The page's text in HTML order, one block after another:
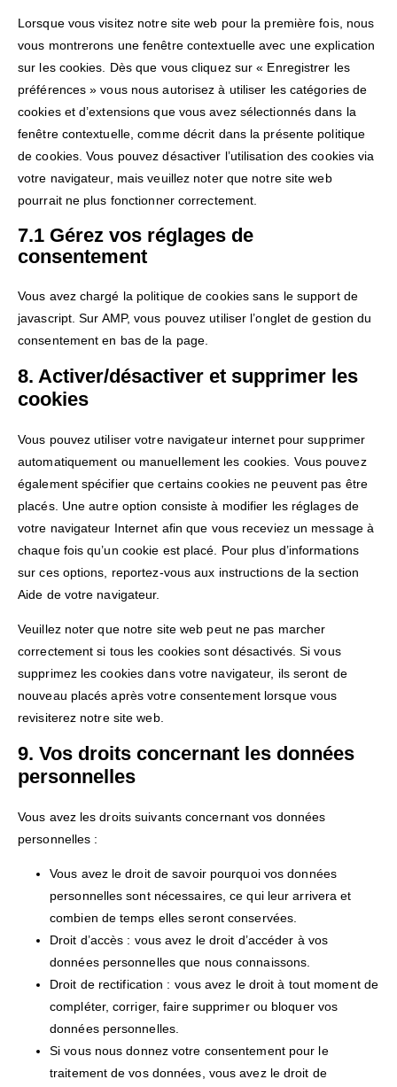
Lorsque vous visitez notre site web pour la première fois, nous
vous montrerons une fenêtre contextuelle avec une explication
sur les cookies. Dès que vous cliquez sur « Enregistrer les
préférences » vous nous autorisez à utiliser les catégories de
cookies et d’extensions que vous avez sélectionnés dans la
fenêtre contextuelle, comme décrit dans la présente politique
de cookies. Vous pouvez désactiver l’utilisation des cookies via
votre navigateur, mais veuillez noter que notre site web
pourrait ne plus fonctionner correctement.
7.1 Gérez vos réglages de
consentement
Vous avez chargé la politique de cookies sans le support de
javascript. Sur AMP, vous pouvez utiliser l’onglet de gestion du
consentement en bas de la page.
8. Activer/désactiver et supprimer les
cookies
Vous pouvez utiliser votre navigateur internet pour supprimer
automatiquement ou manuellement les cookies. Vous pouvez
également spécifier que certains cookies ne peuvent pas être
placés. Une autre option consiste à modifier les réglages de
votre navigateur Internet afin que vous receviez un message à
chaque fois qu’un cookie est placé. Pour plus d’informations
sur ces options, reportez-vous aux instructions de la section
Aide de votre navigateur.
Veuillez noter que notre site web peut ne pas marcher
correctement si tous les cookies sont désactivés. Si vous
supprimez les cookies dans votre navigateur, ils seront de
nouveau placés après votre consentement lorsque vous
revisiterez notre site web.
9. Vos droits concernant les données
personnelles
Vous avez les droits suivants concernant vos données
personnelles :
Vous avez le droit de savoir pourquoi vos données
personnelles sont nécessaires, ce qui leur arrivera et
combien de temps elles seront conservées.
Droit d’accès : vous avez le droit d’accéder à vos
données personnelles que nous connaissons.
Droit de rectification : vous avez le droit à tout moment de
compléter, corriger, faire supprimer ou bloquer vos
données personnelles.
Si vous nous donnez votre consentement pour le
traitement de vos données, vous avez le droit de